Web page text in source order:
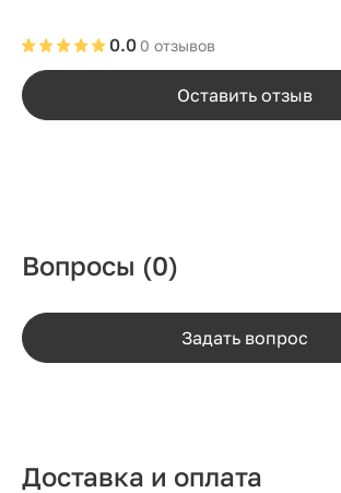
0 отзывов
0.0
Оставить отзыв
Вопросы (0)
Задать вопрос
Доставка и оплата